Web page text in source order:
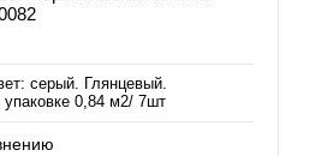
серый. Глянцевый.
упаковке 0,84 м2/ 7шт